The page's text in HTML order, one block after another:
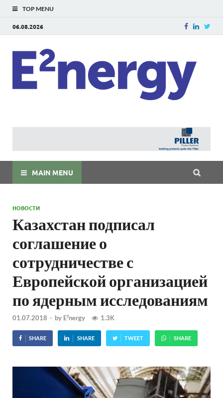
TOP MENU
06.08.2026
MAIN MENU
НОВОСТИ
Казахстан подписал
соглашение о
сотрудничестве с
Европейской организацией
по ядерным исследованиям
01.07.2018 - by E²nergy 1.3K
SHARE SHARE TWEET SHARE